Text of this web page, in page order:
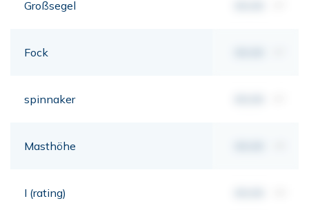
Großsegel
Fock
spinnaker
Masthöhe
I (rating)